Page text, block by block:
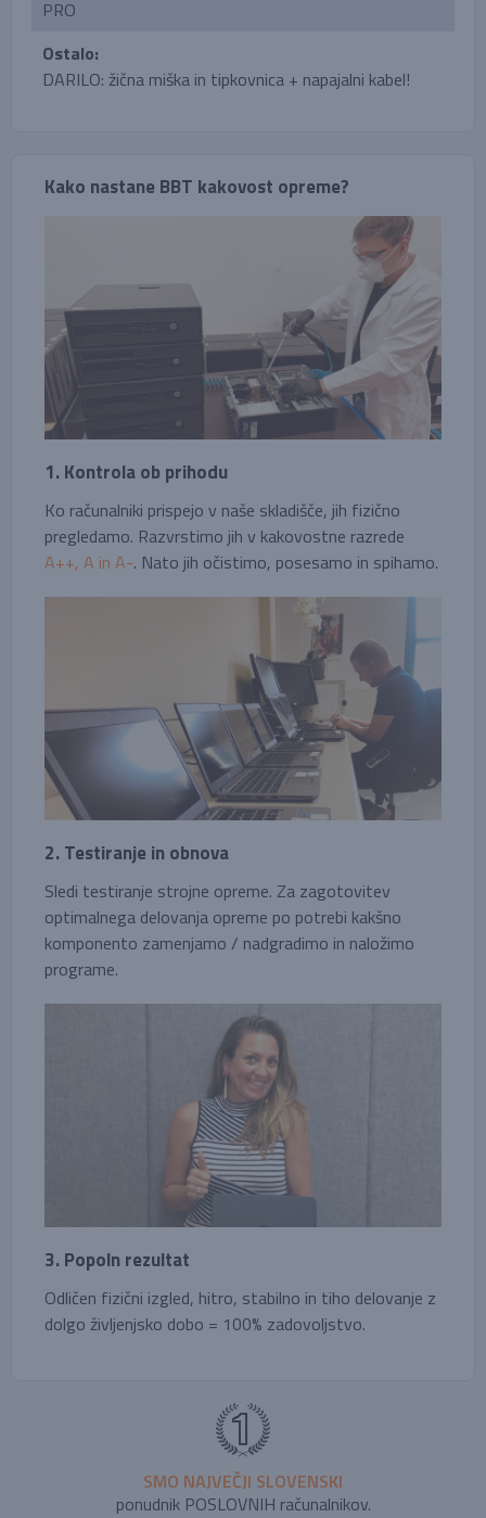
PRO
Ostalo:
DARILO: žična miška in tipkovnica + napajalni kabel!
Kako nastane BBT kakovost opreme?
1. Kontrola ob prihodu
Ko računalniki prispejo v naše skladišče, jih fizično
pregledamo. Razvrstimo jih v kakovostne razrede
A++, A in A-. Nato jih očistimo, posesamo in spihamo.
2. Testiranje in obnova
Sledi testiranje strojne opreme. Za zagotovitev
optimalnega delovanja opreme po potrebi kakšno
komponento zamenjamo / nadgradimo in naložimo
programe.
3. Popoln rezultat
Odličen fizični izgled, hitro, stabilno in tiho delovanje z
dolgo življenjsko dobo = 100% zadovoljstvo.
SMO NAJVEČJI SLOVENSKI
ponudnik POSLOVNIH računalnikov.